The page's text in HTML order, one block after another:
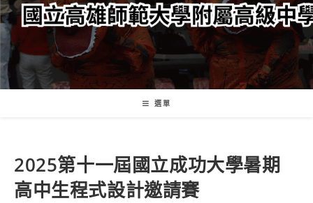
內
容
選單
2025第十一屆國立成功大學暑期
高中生程式設計邀請賽